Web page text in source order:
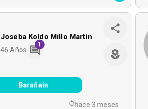
Joseba Koldo Millo Martín
46 Años
1
Barañain
hace 3 meses